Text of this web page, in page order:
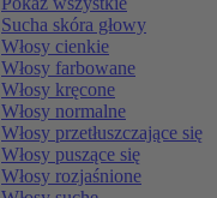
Sucha skóra głowy
Włosy cienkie
Włosy farbowane
Włosy kręcone
Włosy normalne
Włosy przetłuszczające się
Włosy puszące się
Włosy rozjaśnione